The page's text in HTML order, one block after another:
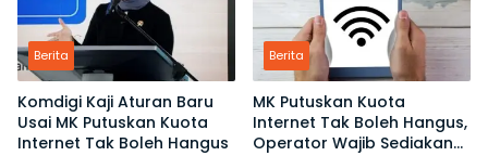
Berita
Komdigi Kaji Aturan Baru
Usai MK Putuskan Kuota
Internet Tak Boleh Hangus
Berita
MK Putuskan Kuota
Internet Tak Boleh Hangus,
Operator Wajib Sediakan